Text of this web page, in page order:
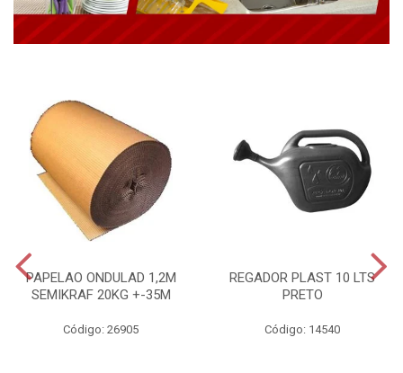
PAPELAO ONDULAD 1,2M
SEMIKRAF 20KG +-35M
Código: 26905
REGADOR PLAST 10 LTS
PRETO
Código: 14540